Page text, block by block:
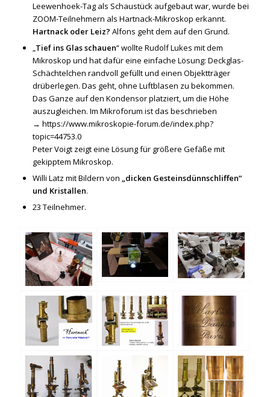
Leewenhoek-Tag als Schaustück aufgebaut war, wurde bei
ZOOM-Teilnehmern als Hartnack-Mikroskop erkannt.
Hartnack oder Leiz? Alfons geht dem auf den Grund.
„Tief ins Glas schauen“ wollte Rudolf Lukes mit dem
Mikroskop und hat dafür eine einfache Lösung: Deckglas-
Schächtelchen randvoll gefüllt und einen Objektträger
drüberlegen. Das geht, ohne Luftblasen zu bekommen.
Das Ganze auf den Kondensor platziert, um die Höhe
auszugleichen. Im Mikroforum ist das beschrieben
→ https://www.mikroskopie-forum.de/index.php?
topic=44753.0
Peter Voigt zeigt eine Lösung für größere Gefäße mit
gekipptem Mikroskop.
Willi Latz mit Bildern von „dicken Gesteinsdünnschliffen“
und Kristallen.
23 Teilnehmer.